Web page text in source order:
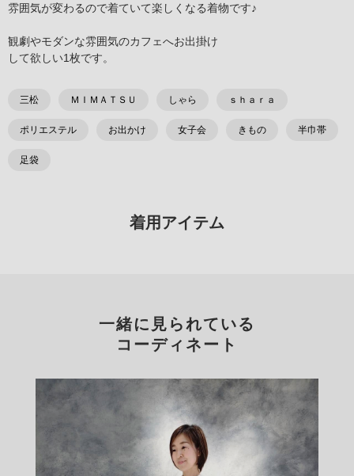
雰囲気が変わるので着ていて楽しくなる着物です♪
観劇やモダンな雰囲気のカフェへお出掛け
して欲しい1枚です。
三松 ＭＩＭＡＴＳＵ しゃら ｓｈａｒａ
ポリエステル お出かけ 女子会 きもの 半巾帯
足袋
着用アイテム
一緒に見られている
コーディネート